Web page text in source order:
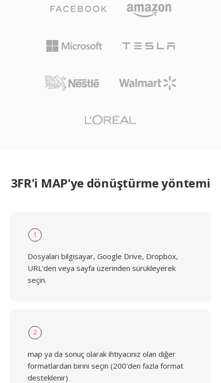
3FR'i MAP'ye dönüştürme yöntemi
1
Dosyaları bilgisayar, Google Drive, Dropbox,
URL'den veya sayfa üzerinden sürükleyerek
seçin.
2
map ya da sonuç olarak ihtiyacınız olan diğer
formatlardan birini seçin (200'den fazla format
desteklenir)